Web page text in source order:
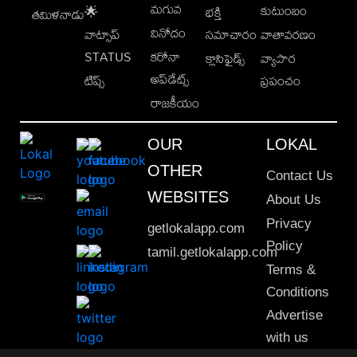
తమిళనాడు🌟
వాట్సాప్
STATUS
టిప్స్
మగువ
వినోదం
కరోనా
అప్‌డేట్స్
రాజకీయం
భక్తి
సమాచారం
క్లాసిఫైడ్స్
కుటుంబం
వాతావరణం
వ్యాపార
ప్రపంచం
OUR
OTHER
WEBSITES
getlokalapp.com
tamil.getlokalapp.com
LOKAL
Contact Us
About Us
Privacy
Policy
Terms &
Conditions
Advertise
with us